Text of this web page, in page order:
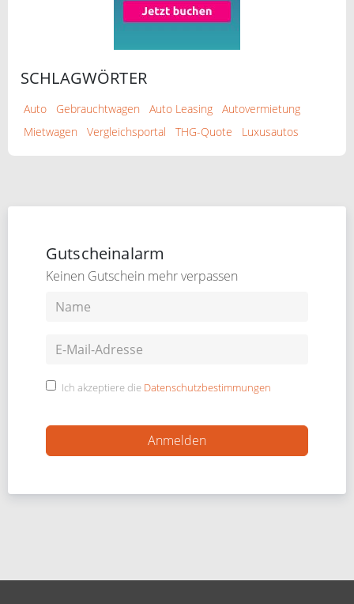
SCHLAGWÖRTER
Auto Gebrauchtwagen Auto Leasing
Autovermietung
Mietwagen
Vergleichsportal THG-Quote Luxusautos
Gutscheinalarm
Keinen Gutschein mehr verpassen
Ich akzeptiere die Datenschutzbestimmungen